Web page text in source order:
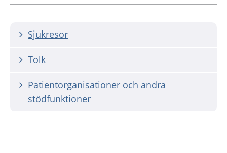
Sjukresor
Tolk
Patientorganisationer och andra
stödfunktioner